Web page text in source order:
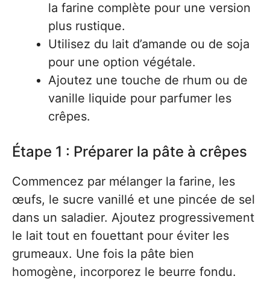
la farine complète pour une version
plus rustique.
Utilisez du lait d’amande ou de soja
pour une option végétale.
Ajoutez une touche de rhum ou de
vanille liquide pour parfumer les
crêpes.
Étape 1 : Préparer la pâte à crêpes
Commencez par mélanger la farine, les
œufs, le sucre vanillé et une pincée de sel
dans un saladier. Ajoutez progressivement
le lait tout en fouettant pour éviter les
grumeaux. Une fois la pâte bien
homogène, incorporez le beurre fondu.